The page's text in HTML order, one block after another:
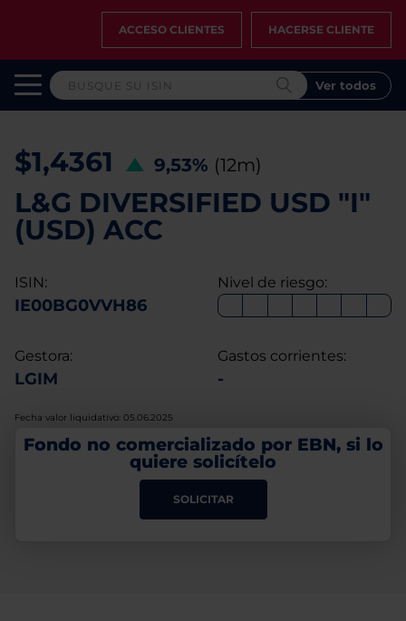
ACCESO CLIENTES HACERSE CLIENTE
Ver todos
$1,4361 9,53% (12m)
L&G DIVERSIFIED USD "I"
(USD) ACC
ISIN:
IE00BG0VVH86
Nivel de riesgo:
Gestora:
LGIM
Gastos corrientes:
-
Fecha valor liquidativo: 05.06.2025
Fondo no comercializado por EBN, si lo
quiere solicítelo
SOLICITAR